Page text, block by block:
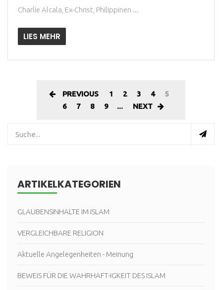
Charlie Alcala, Ex-Christ, Philippinen ...
LIES MEHR
PREVIOUS 1 2 3 4
5
6
7 8 9 ... NEXT
ARTIKELKATEGORIEN
GLAUBENSINHALTE IM ISLAM
VERGLEICHBARE RELIGION
Aktuelle Angelegenheiten - Meinung
BEWEIS FÜR DIE WAHRHAFT-IGKEIT DES ISLAM